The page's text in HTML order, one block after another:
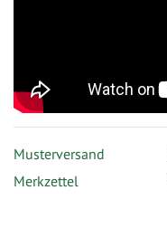
Musterversand
Merkzettel